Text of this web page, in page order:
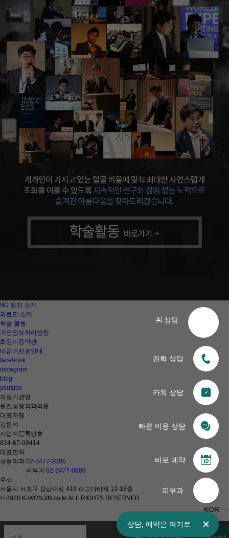
Ai 상담
전화 상담
카톡 상담
빠른 비용 상담
바로 예약
피부과
상담, 예약은 여기로
WJ 원진 소개
의료진 소개
학술 활동
개인정보처리방침
회원이용약관
비급여진료안내
facebook
instagram
blog
youtube
의료기관명
원진성형외과의원
대표자명
강문석
사업자등록번호
824-67-00414
대표전화
성형외과 02-3477-3300
피부과 02-3477-0808
주소
서울시 서초구 강남대로 419 파고다타워 12-18층
© 2020 K-WONJIN.co.kr ALL RIGHTS RESERVED
KOR